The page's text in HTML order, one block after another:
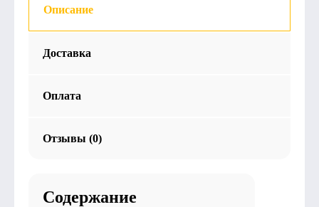
Описание
Доставка
Оплата
Отзывы (0)
Содержание